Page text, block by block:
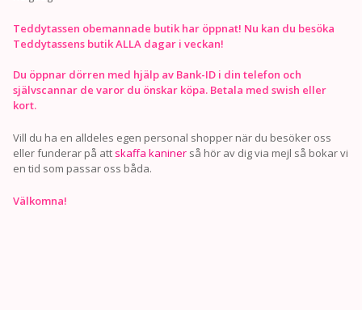
Teddytassen obemannade butik har öppnat! Nu kan du besöka
Teddytassens butik ALLA dagar i veckan!
Du öppnar dörren med hjälp av Bank-ID i din telefon och
självscannar de varor du önskar köpa. Betala med swish eller
kort.
Vill du ha en alldeles egen personal shopper när du besöker oss
eller funderar på att skaffa kaniner så hör av dig via mejl så bokar vi
en tid som passar oss båda.
Välkomna!